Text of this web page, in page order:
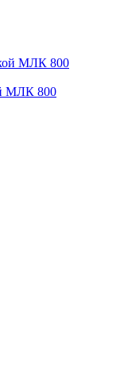
МЛК 800